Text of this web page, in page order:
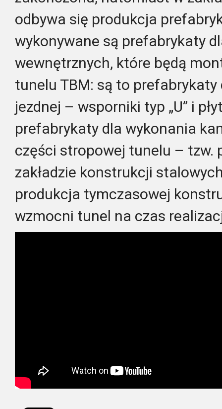
odbywa się produkcja
wykonywane są prefabrykaty
wewnętrznych, które będą
tunelu TBM: są to prefabrykaty
jezdnej – wsporniki typ „U” i
prefabrykaty dla wykonania
części stropowej tunelu – tzw.
zakładzie konstrukcji
produkcja tymczasowej
wzmocni tunel na czas